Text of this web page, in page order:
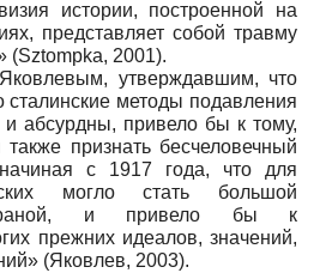
истории, построенной на
представляет собой травму
(Sztompka, 2001).
утверждавшим, что
сталинские методы подавления
абсурдны, привело бы к тому,
признать бесчеловечный
с 1917 года, что для
могло стать большой
раной, и привело бы к
прежних идеалов, значений,
(Яковлев, 2003).